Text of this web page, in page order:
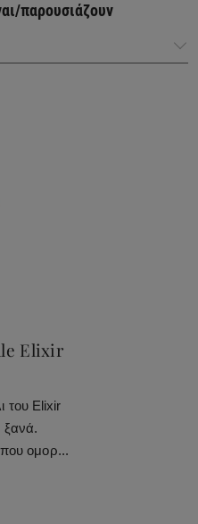
παρουσιάζουν
Elixir
του Elixir
ξανά.
που ομορ...